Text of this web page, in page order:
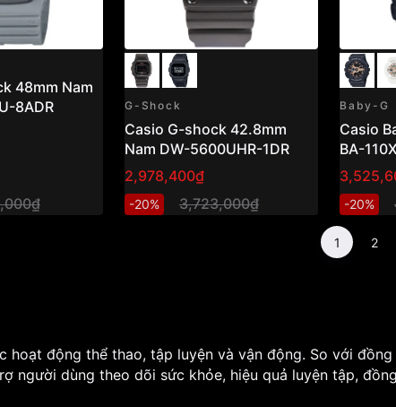
48mm Nam
8ADR
G-Shock
Casio G-shock 42.8mm
Nam DW-5600UHR-1DR
2,978,400₫
-20% 3,723,000₫
Baby-G
Casio
BA-
-20%
1 2
động thể thao, tập luyện và vận động. So với
người dùng theo dõi sức khỏe, hiệu quả luyện tập,